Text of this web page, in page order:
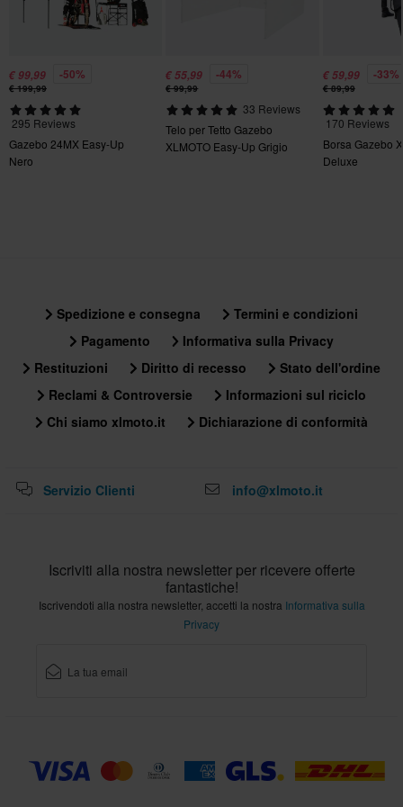
€ 99,99 -50%
€ 199,99
295 Reviews
Gazebo 24MX Easy-Up
Nero
€ 55,99 -44%
€ 99,99
33 Reviews
Telo per Tetto Gazebo
XLMOTO Easy-Up Grigio
€ 59,99 -33%
€ 89,99
170 Reviews
Borsa Gazebo
Deluxe
Spedizione e consegna
Termini e condizioni
Pagamento
Informativa sulla Privacy
Restituzioni
Diritto di recesso
Stato dell'ordine
Reclami & Controversie
Informazioni sul riciclo
Chi siamo xlmoto.it
Dichiarazione di conformità
Servizio Clienti info@xlmoto.it
Iscriviti alla nostra newsletter per ricevere offerte
fantastiche!
Iscrivendoti alla nostra newsletter, accetti la nostra Informativa sulla
Privacy